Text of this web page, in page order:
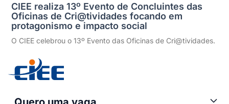
CIEE realiza 13º Evento de Concluintes das
Oficinas de Cri@tividades focando em
protagonismo e impacto social
O CIEE celebrou o 13º Evento das Oficinas de Cri@tividades.